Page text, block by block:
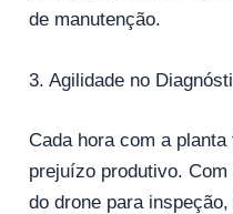
de manutenção.
3. Agilidade no
Cada hora com a
prejuízo produtivo.
do drone para